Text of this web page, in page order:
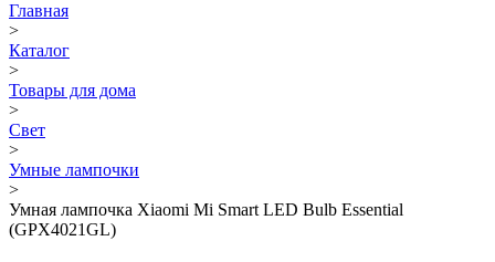
Главная
>
Каталог
>
Товары для дома
>
Свет
>
Умные лампочки
>
Умная лампочка Xiaomi Mi Smart LED Bulb Essential
(GPX4021GL)